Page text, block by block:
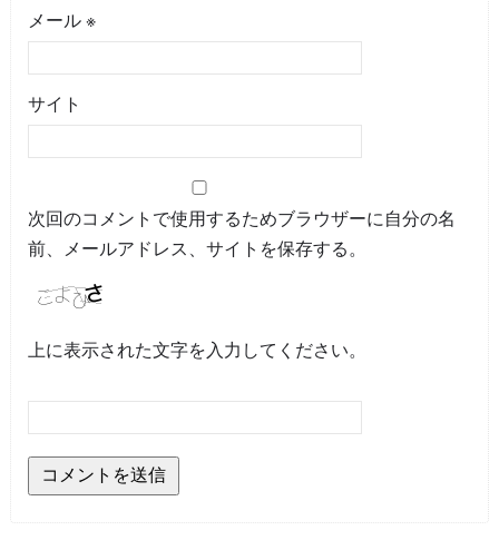
メール ※
サイト
次回のコメントで使用するためブラウザーに自分の名
前、メールアドレス、サイトを保存する。
上に表示された文字を入力してください。